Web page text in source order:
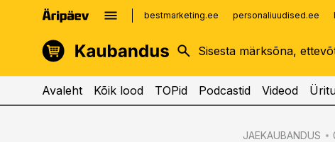
bestmarketing.ee personaliuudised.ee
kinnisvarauudised.ee
logistikauudised.ee
imelineajalugu.ee
Avaleht Kõik lood TOPid Podcastid Videod
JAEKAUBANDUS